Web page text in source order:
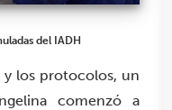
del IADH
y los protocolos, un
comenzó a